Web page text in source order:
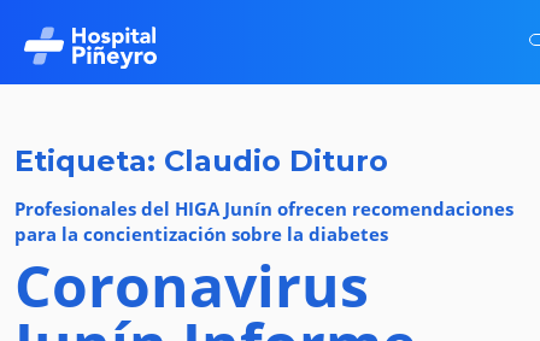
Etiqueta: Claudio Dituro
Profesionales del HIGA Junín ofrecen recomendaciones
para la concientización sobre la diabetes
Coronavirus